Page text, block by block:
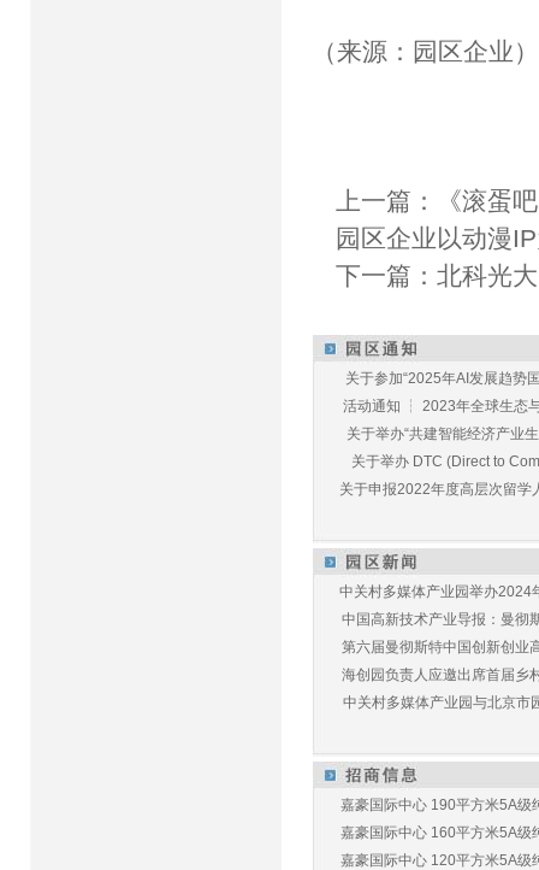
（来源：园区企业）
上一篇：
《滚蛋
园区企业以动漫
下一篇：北科光
关于参加“2025年AI发展趋势
活动通知 ┆ 2023年全球生态
关于举办“共建智能经济产业
关于举办 DTC (Direct to
关于申报2022年度高层次留学
中关村多媒体产业园举办2024
中国高新技术产业导报：曼彻
第六届曼彻斯特中国创新创业
海创园负责人应邀出席首届乡
中关村多媒体产业园与北京市
嘉豪国际中心 190平方米5A级
嘉豪国际中心 160平方米5A级
嘉豪国际中心 120平方米5A级